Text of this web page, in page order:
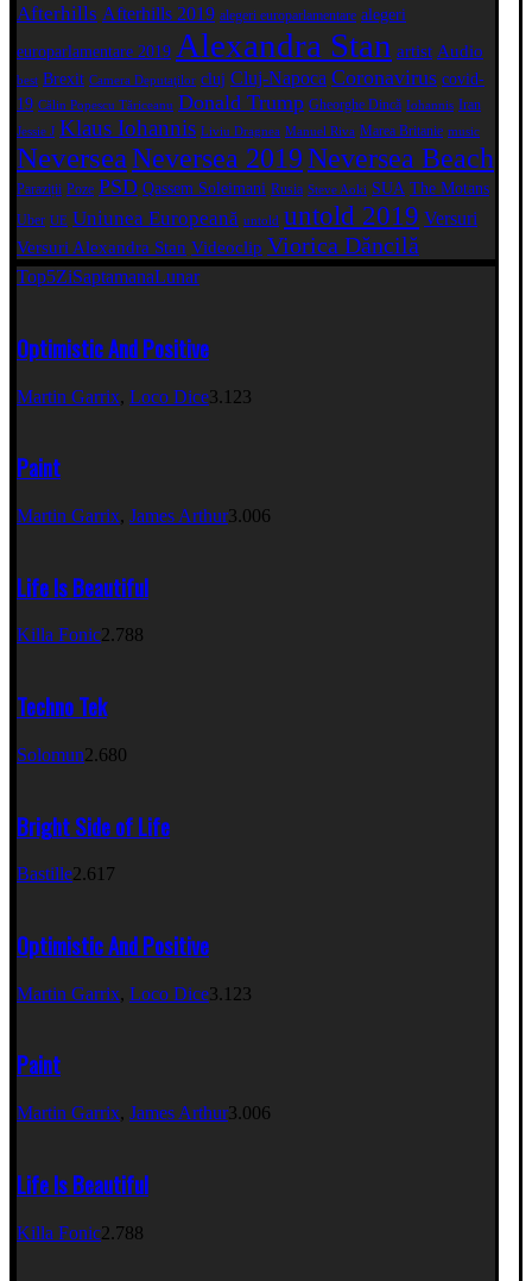
Afterhills Afterhills 2019 alegeri europarlamentare alegeri
europarlamentare 2019 Alexandra Stan artist Audio
best Brexit Camera Deputaţilor cluj Cluj-Napoca Coronavirus covid-
19 Călin Popescu Tăriceanu Donald Trump Gheorghe Dincă Iohannis Iran
Jessie J Klaus Iohannis Liviu Dragnea Manuel Riva Marea Britanie music
NeverseaNeversea 2019Neversea Beach
Paraziții Poze PSD Qassem Soleimani Rusia Steve Aoki SUA The Motans
Uber UE Uniunea Europeană untold untold 2019 Versuri
Versuri Alexandra Stan Videoclip Viorica Dăncilă
Top5ZiSaptamanaLunar
Optimistic And Positive
Martin Garrix, Loco Dice3.123
Paint
Martin Garrix, James Arthur3.006
Life Is Beautiful
Killa Fonic2.788
Techno Tek
Solomun2.680
Bright Side of Life
Bastille2.617
Optimistic And Positive
Martin Garrix, Loco Dice3.123
Paint
Martin Garrix, James Arthur3.006
Life Is Beautiful
Killa Fonic2.788